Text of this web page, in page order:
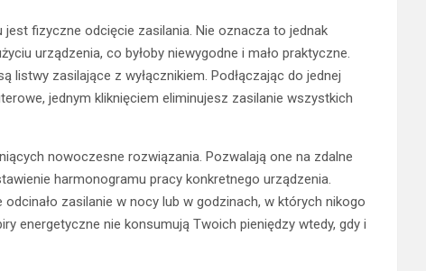
fizyczne odcięcie zasilania. Nie oznacza to jednak
urządzenia, co byłoby niewygodne i mało praktyczne.
zasilające z wyłącznikiem. Podłączając do jednej
jednym kliknięciem eliminujesz zasilanie wszystkich
nowoczesne rozwiązania. Pozwalają one na zdalne
harmonogramu pracy konkretnego urządzenia.
zasilanie w nocy lub w godzinach, w których nikogo
energetyczne nie konsumują Twoich pieniędzy wtedy, gdy i